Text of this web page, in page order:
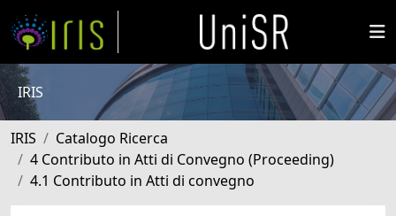
IRIS
IRIS
Catalogo Ricerca
4 Contributo in Atti di Convegno (Proceeding)
4.1 Contributo in Atti di convegno